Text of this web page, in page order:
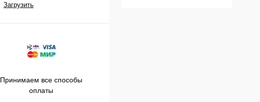
Загрузить
Принимаем все способы
оплаты